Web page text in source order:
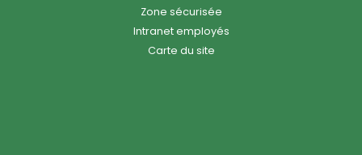
Zone sécurisée
Intranet employés
Carte du site